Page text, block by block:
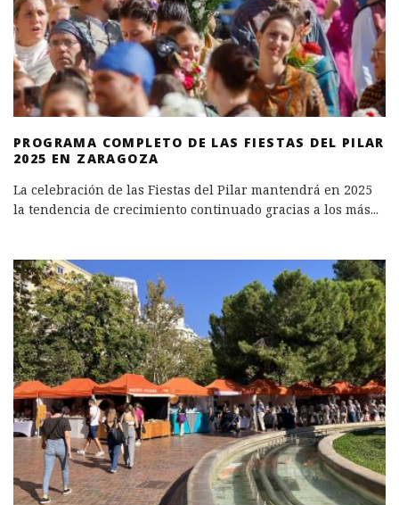
PROGRAMA COMPLETO DE LAS FIESTAS DEL PILAR
2025 EN ZARAGOZA
La celebración de las Fiestas del Pilar mantendrá en 2025
la tendencia de crecimiento continuado gracias a los más...